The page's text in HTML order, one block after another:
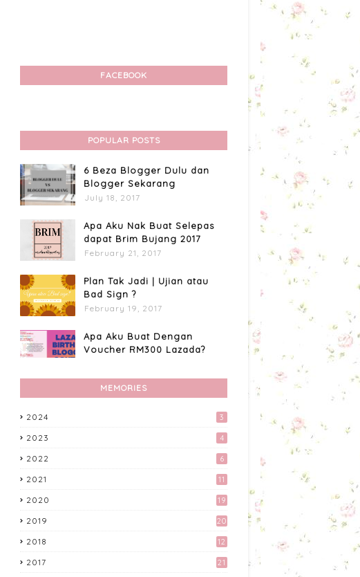
FACEBOOK
POPULAR POSTS
6 Beza Blogger Dulu dan
Blogger Sekarang
July 18, 2017
Apa Aku Nak Buat Selepas
dapat Brim Bujang 2017
February 21, 2017
Plan Tak Jadi | Ujian atau
Bad Sign ?
February 19, 2017
Apa Aku Buat Dengan
Voucher RM300 Lazada?
Custome Organizer
Kali Pertama Tempah Header
MEMORIES
2024 3
2023 4
2022 6
2021 11
2020 19
2019 20
2018
12
2017
21